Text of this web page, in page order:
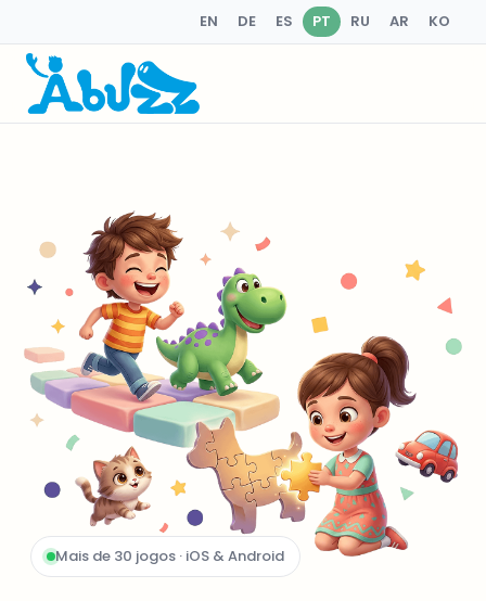
EN DE ES PT RU AR KO
Mais de 30 jogos · iOS & Android